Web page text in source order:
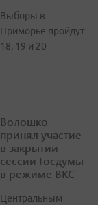
Выборы в
Приморье пройдут
18, 19 и 20
Волошко
принял участие
в закрытии
сессии Госдумы
в режиме ВКС
Центральным